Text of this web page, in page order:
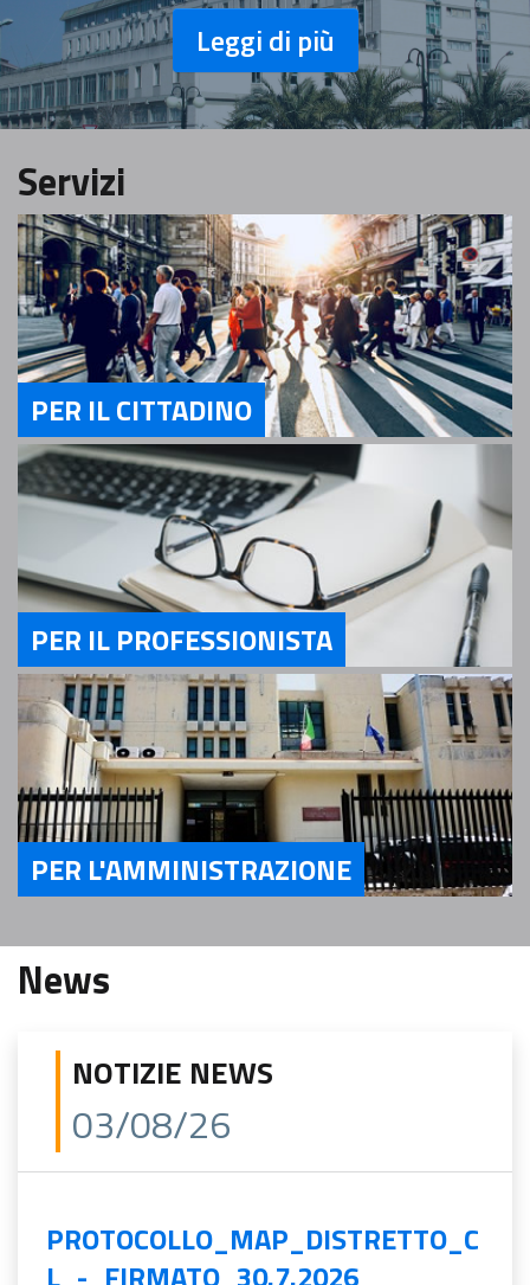
Leggi di più
Servizi
Servizi Per il cittadino
PER IL CITTADINO
Servizi Per il Professionista
PER IL PROFESSIONISTA
PER L'AMMINISTRAZIONE
News
NOTIZIE NEWS
03/08/26
PROTOCOLLO_MAP_DISTRETTO_C